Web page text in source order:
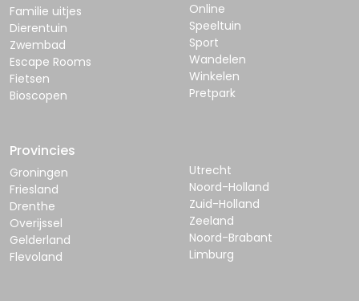
Familie uitjes
Dierentuin
Zwembad
Escape Rooms
Fietsen
Bioscopen
Online
Speeltuin
Sport
Wandelen
Winkelen
Pretpark
Provincies
Groningen
Friesland
Drenthe
Overijssel
Gelderland
Flevoland
Utrecht
Noord-Holland
Zuid-Holland
Zeeland
Noord-Brabant
Limburg